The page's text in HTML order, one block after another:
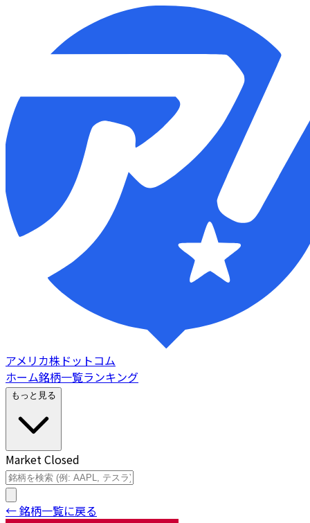
アメリカ株ドットコム
ホーム銘柄一覧ランキング
もっと見る
Market Closed
← 銘柄一覧に戻る